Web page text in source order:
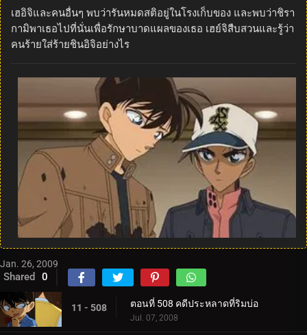
เฮอิจิและคนอื่นๆ พบว่ารันหมดสติอยู่ในโรงเก็บของ และพบว่าชิรา
กามิพาเธอไปที่นั่นเพื่อรักษาบาดแผลของเธอ เฮย์จิสืบสวนและรู้ว่า
คนร้ายใส่ร้ายชินอิจิอย่างไร
Jan. 26, 2009
Shared 0
11 - 508 ตอนที่ 508 คดีประหลาดที่ริมบ่อ
Jul. 07, 2008